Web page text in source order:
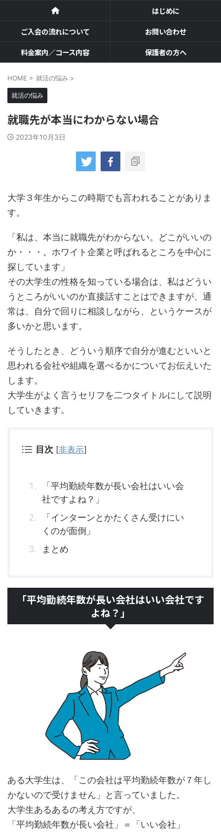
はじめに
ご入会の流れについて
お問い合わせ
料金案内／コース内容
保護者の方へ
HOME > 就活の悩み >
就活の悩み
就職先が本当にわからない場合
2023年10月3日
大学３年生からこの時期でも言われることがありま
す。
「私は、本当に就職先がわからない。どこがいいの
か・・・。ホワイト企業と呼ばれるところを中心に
探しています」
その大学生の性格を知っている場合は、私はどうい
うところがいいのか直接話すことはできますが、通
常は、自分で回りに相談しながら、というケースが
多いかと思います。
そうしたとき、どういう順序で自分が進むといいと
思われる会社や組織を選べるかについてお伝えいた
します。
大学生がよく言うセリフを二つタイトルにして説明
していきます。
目次 [非表示]
「平均勤続年数が長い会社はいい会
社ですよね？」
「インターンとかたくさん受けにい
くのが面倒」
まとめ
「平均勤続年数が長い会社はいい会社です
よね？」
ある大学生は、「この会社は平均勤続年数が７年し
かないので受けません」と言っていました。
大学生あるあるの考え方ですが、
「平均勤続年数が長い会社」＝「いい会社」